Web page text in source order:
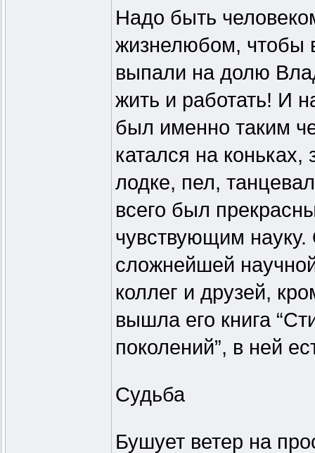
Надо быть
жизнелюбом, чтобы
выпали на долю
жить и работать! И
был именно таким
катался на
лодке, пел,
всего был
чувствующим
сложнейшей
коллег и друзей,
вышла его книга
поколений”, в ней
Судьба
Бушует ветер на